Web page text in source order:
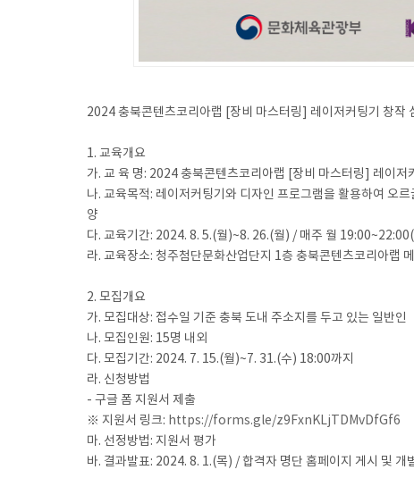
2024 충북콘텐츠코리아랩 [장비 마스터링] 레이저커팅기 창작
1. 교육개요
가. 교 육 명: 2024 충북콘텐츠코리아랩 [장비 마스터링] 레이
나. 교육목적: 레이저커팅기와 디자인 프로그램을 활용하여 오
양
다. 교육기간: 2024. 8. 5.(월)~8. 26.(월) / 매주 월
라. 교육장소: 청주첨단문화산업단지 1층 충북콘텐츠코리아랩
2. 모집개요
가. 모집대상: 접수일 기준 충북 도내 주소지를 두고 있는 일반인
나. 모집인원: 15명 내외
다. 모집기간: 2024. 7. 15.(월)~7. 31.(수) 18:00까지
라. 신청방법
- 구글 폼 지원서 제출
※ 지원서 링크: https://forms.gle/z9FxnKLjTDMvDfGf6
마. 선정방법: 지원서 평가
바. 결과발표: 2024. 8. 1.(목) / 합격자 명단 홈페이지 게시 및 개